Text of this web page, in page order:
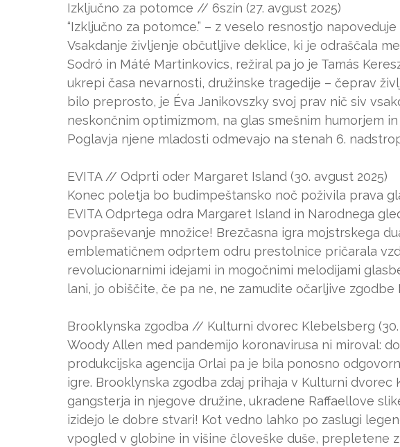
Izključno za potomce // 6szín (27. avgust 2025)
“Izključno za potomce.” – z veselo resnostjo
Vsakdanje življenje občutljive deklice, ki je odraščala
Sodró in Máté Martinkovics, režiral pa jo je Tamás
ukrepi časa nevarnosti, družinske tragedije – čeprav
bilo preprosto, je Éva Janikovszky svoj prav nič siv
neskončnim optimizmom, na glas smešnim humorjem
Poglavja njene mladosti odmevajo na stenah 6.
EVITA // Odprti oder Margaret Island (30. avgust 2025)
Konec poletja bo budimpeštansko noč poživila prava
EVITA Odprtega odra Margaret Island in Narodnega
povpraševanje množice! Brezčasna igra mojstrskega
emblematičnem odprtem odru prestolnice pričarala
revolucionarnimi idejami in mogočnimi melodijami
lani, jo obiščite, če pa ne, ne zamudite očarljive zgodbe
Brooklynska zgodba // Kulturni dvorec Klebelsberg (30.
Woody Allen med pandemijo koronavirusa ni miroval:
produkcijska agencija Orlai pa je bila ponosno
igre. Brooklynska zgodba zdaj prihaja v Kulturni dvorec
gangsterja in njegove družine, ukradene Raffaellove
izidejo le dobre stvari! Kot vedno lahko po zaslugi
vpogled v globine in višine človeške duše, prepletene